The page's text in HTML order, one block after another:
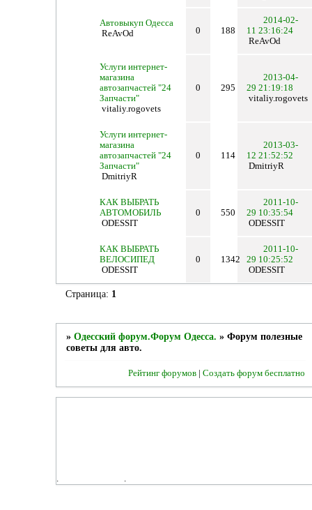
Автовыкуп Одесса
ReAvOd
0 188
2014-02-
11 23:16:24
ReAvOd
Услуги интернет-
магазина
автозапчастей "24
Запчасти"
vitaliy.rogovets
0 295
2013-04-
29 21:19:18
vitaliy.rogovets
Услуги интернет-
магазина
автозапчастей "24
Запчасти"
DmitriyR
0 114
2013-03-
12 21:52:52
DmitriyR
КАК ВЫБРАТЬ
АВТОМОБИЛЬ
ODESSIT
0 550
2011-10-
29 10:35:54
ODESSIT
КАК ВЫБРАТЬ
ВЕЛОСИПЕД
ODESSIT
0 1342
2011-10-
29 10:25:52
ODESSIT
Страница: 1
» Одесский форум.Форум Одесса. » Форум полезные
советы для авто.
Рейтинг форумов |Создать форум бесплатно
. .